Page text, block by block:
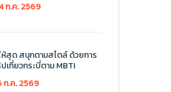
ก.ค. 2569
ห้สุด สนุกตามสไตล์ ด้วยการ
เที่ยวกระบี่ตาม MBTI
ก.ค. 2569